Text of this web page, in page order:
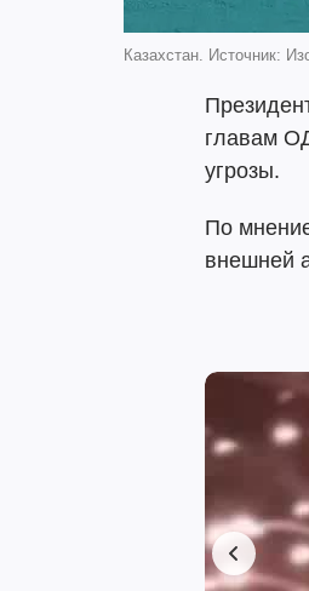
Казахстан. Источник:
главам
угрозы.
По
внешней